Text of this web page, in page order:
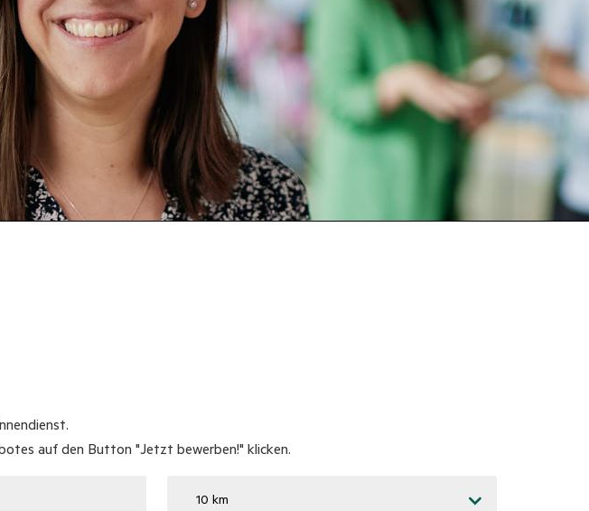
auf den Button "Jetzt bewerben!" klicken.
10 km